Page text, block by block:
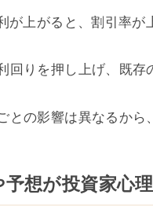
が上がると、割引率が
回りを押し上げ、既存
との影響は異なるから
想が投資家心